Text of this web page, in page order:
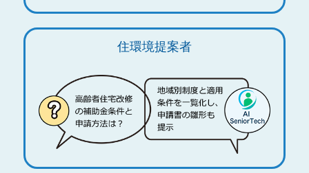
住環境提案者